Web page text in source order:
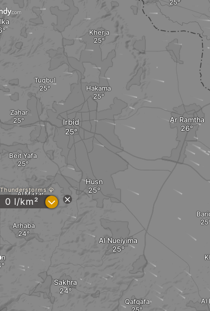
Beit Yafa
Al Mazar
Arhaba
Tuqbul
Irbid
Zahar
Sakhra
Husn
Al Nueiyima
Kherja
Hakama
Ar Ramtha
Qafqafa Al
Thunderstorms
0 l/km² ?